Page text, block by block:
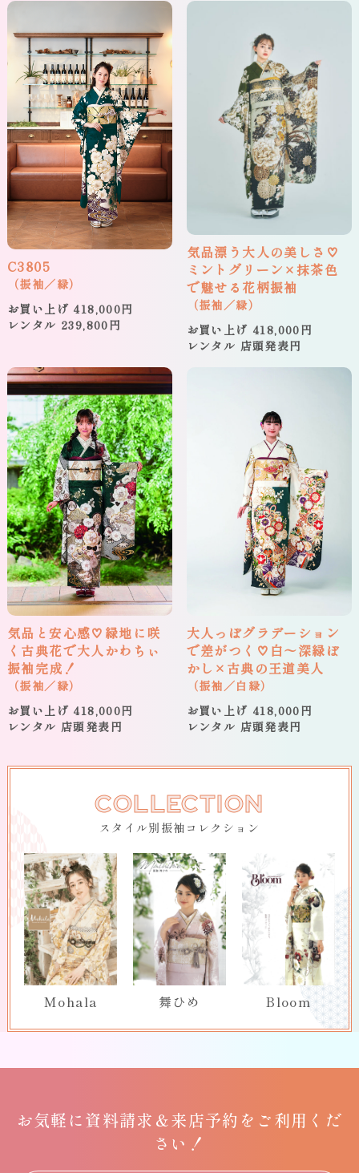
C3805
（振袖／緑）
お買い上げ 418,000円
レンタル 239,800円
気品漂う大人の美しさ♡
ミントグリーン×抹茶色
で魅せる花柄振袖
（振袖／緑）
お買い上げ 418,000円
レンタル 店頭発表円
気品と安心感♡緑地に咲
く古典花で大人かわちぃ
振袖完成！
（振袖／緑）
お買い上げ 418,000円
レンタル 店頭発表円
大人っぽグラデーション
で差がつく♡白〜深緑ぼ
かし×古典の王道美人
（振袖／白緑）
お買い上げ 418,000円
レンタル 店頭発表円
COLLECTION
スタイル別振袖コレクション
Mohala 舞ひめ Bloom
お気軽に資料請求＆来店予約をご利用くだ
さい！